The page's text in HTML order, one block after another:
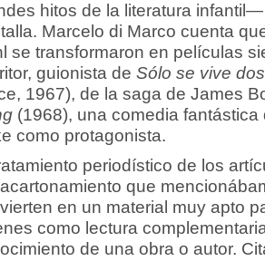
hitos de la literatura
Marcelo di Marco cuenta
se transformaron en películas
guionista de Sólo se vive
1967), de la saga de James
(1968), una comedia fantástica
como protagonista.
periodístico de los
que
en un material muy apto
como lectura
de una obra o autor.